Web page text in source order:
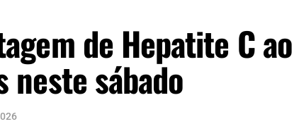
de Hepatite C ao
neste sábado